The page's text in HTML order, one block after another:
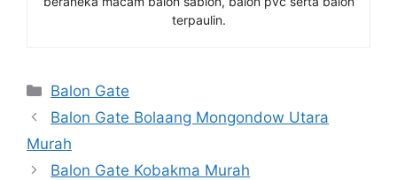
terpaulin.
Kategori
Balon Gate
Balon Gate Bolaang Mongondow Utara
Murah
Balon Gate Kobakma Murah